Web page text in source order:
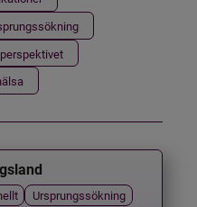
Ursprungssökning